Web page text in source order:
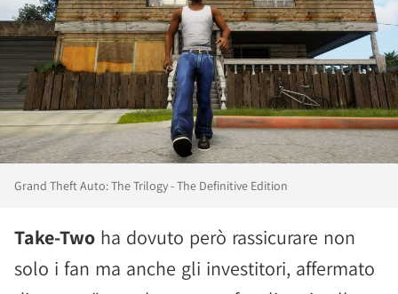
Grand Theft Auto: The Trilogy - The Definitive Edition
Take-Two ha dovuto però rassicurare non
solo i fan ma anche gli investitori, affermato